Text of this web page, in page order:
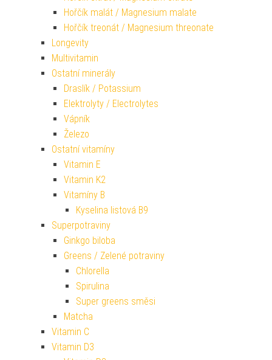
Hořčík malát / Magnesium malate
Hořčík treonát / Magnesium threonate
Longevity
Multivitamin
Ostatní minerály
Draslík / Potassium
Elektrolyty / Electrolytes
Vápník
Železo
Ostatní vitamíny
Vitamin E
Vitamin K2
Vitamíny B
Kyselina listová B9
Superpotraviny
Ginkgo biloba
Greens / Zelené potraviny
Chlorella
Spirulina
Super greens směsi
Matcha
Vitamin C
Vitamin D3